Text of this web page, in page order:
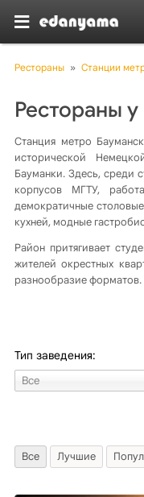
Рестораны » Станции
Рестораны
Станция метро
исторической
Бауманки. Здесь, среди
корпусов МГТУ,
демократичные
кухней, модные
Район притягивает
жителей окрестных
разнообразие форматов.
Тип заведения:
Все Лучшие